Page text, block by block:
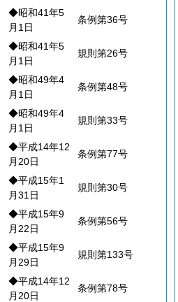
◆昭和41年5
月1日
条例第36号
◆昭和41年5
月1日
規則第26号
◆昭和49年4
月1日
条例第48号
◆昭和49年4
月1日
規則第33号
◆平成14年12
月20日
条例第77号
◆平成15年1
月31日
規則第30号
◆平成15年9
月22日
条例第56号
◆平成15年9
月29日
規則第133号
◆平成14年12
月20日
条例第78号